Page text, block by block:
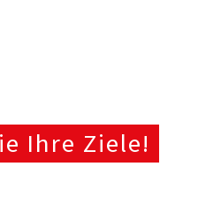
Ihre Ziele!